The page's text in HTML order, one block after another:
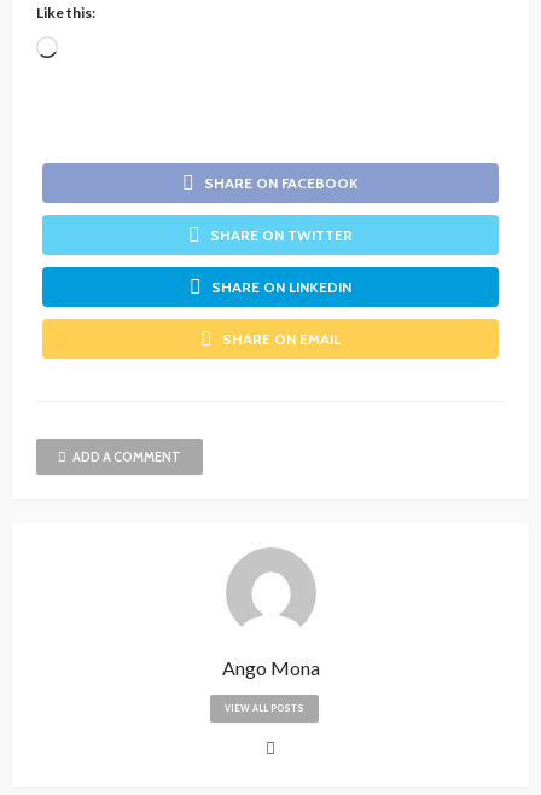
Like this:
Loading…
SHARE ON FACEBOOK
SHARE ON TWITTER
SHARE ON LINKEDIN
SHARE ON EMAIL
ADD A COMMENT
Ango Mona
VIEW ALL POSTS